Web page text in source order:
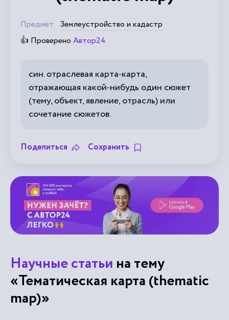
Предмет
Землеустройство и кадастр
👍 Проверено Автор24
син. отраслевая карта-карта,
отражающая какой-нибудь один сюжет
(тему, объект, явление, отрасль) или
сочетание сюжетов.
Поделиться Сохранить
Научные статьи на тему
«Тематическая карта (thematic
map)»